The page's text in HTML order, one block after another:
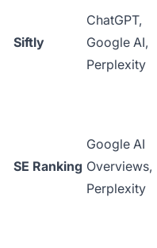
Siftly
ChatGPT,
Google AI,
Perplexity
SE Ranking
Google AI
Overviews,
Perplexity